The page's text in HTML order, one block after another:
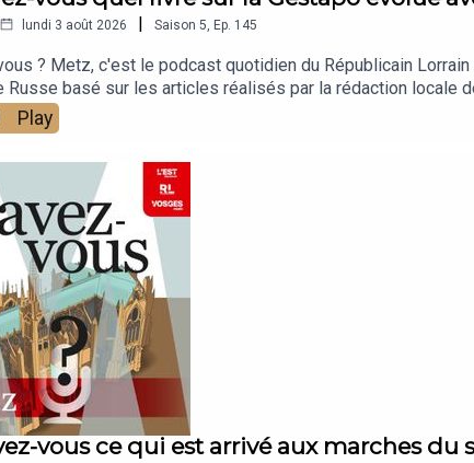
lundi 3 août 2026 | Saison 5 Ep. 145
? Metz, c'est le podcast quotidien du Républicain
Russe basé sur les articles réalisés par la rédaction locale
Play
vous ce qui est arrivé aux marches